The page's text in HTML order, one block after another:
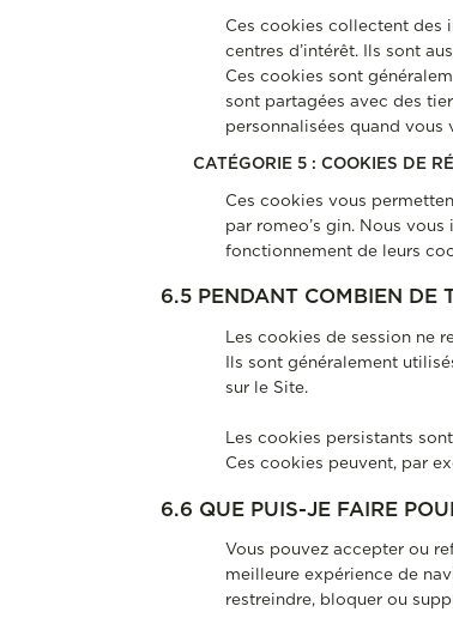
Ces cookies collectent des
centres d’intérêt. Ils sont
Ces cookies sont
sont partagées avec des
personnalisées quand vous
CATÉGORIE 5 : COOKIES DE
Ces cookies vous
par romeo’s gin. Nous
fonctionnement de leurs
6.5 PENDANT COMBIEN DE
Les cookies de session ne
Ils sont généralement
sur le Site.
Les cookies persistants
Ces cookies peuvent, par
6.6 QUE PUIS-JE FAIRE
Vous pouvez accepter ou
meilleure expérience de
restreindre, bloquer ou